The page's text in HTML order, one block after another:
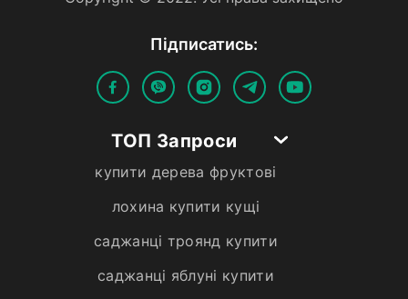
Пiдписатись:
ТОП Запроси
купити дерева фруктові
лохина купити кущі
саджанці троянд купити
саджанці яблуні купити